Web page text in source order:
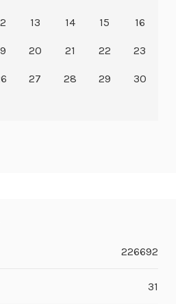
13 14 15 16
20 21 22 23
27 28 29 30
226692
31